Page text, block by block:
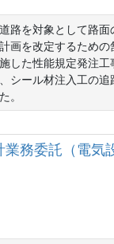
路を対象として路
画を改定するため
した性能規定発注
シール材注入工の
。
務委託（電気